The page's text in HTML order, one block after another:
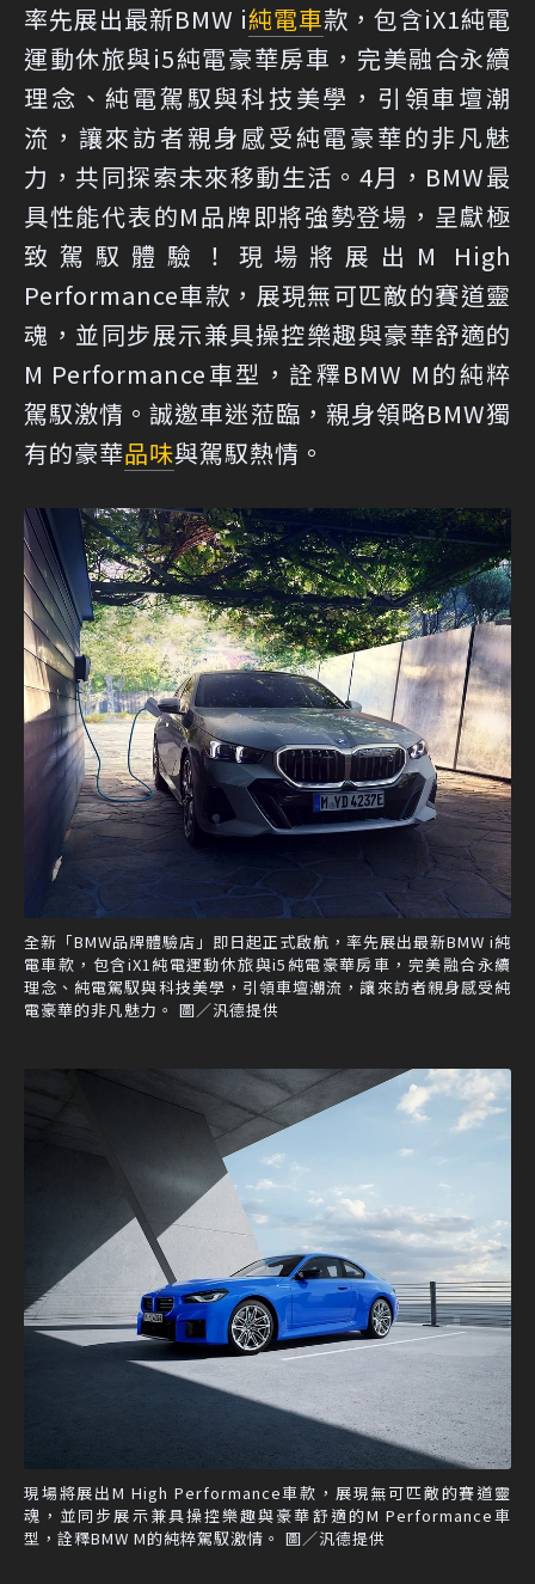
率先展出最新BMW i純電車款，包含iX1純電
運動休旅與i5純電豪華房車，完美融合永續
理念、純電駕馭與科技美學，引領車壇潮
流，讓來訪者親身感受純電豪華的非凡魅
力，共同探索未來移動生活。4月，BMW最
具性能代表的M品牌即將強勢登場，呈獻極
致駕馭體驗！現場將展出M High
Performance車款，展現無可匹敵的賽道靈
魂，並同步展示兼具操控樂趣與豪華舒適的
M Performance車型，詮釋BMW M的純粹
駕馭激情。誠邀車迷蒞臨，親身領略BMW獨
有的豪華品味與駕馭熱情。
全新「BMW品牌體驗店」即日起正式啟航，率先展出最新BMW i純
電車款，包含iX1純電運動休旅與i5純電豪華房車，完美融合永續
理念、純電駕馭與科技美學，引領車壇潮流，讓來訪者親身感受純
電豪華的非凡魅力。 圖／汎德提供
現場將展出M High Performance車款，展現無可匹敵的賽道靈
魂，並同步展示兼具操控樂趣與豪華舒適的M Performance車
型，詮釋BMW M的純粹駕馭激情。 圖／汎德提供